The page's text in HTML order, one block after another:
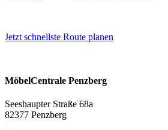
Jetzt schnellste Route planen
MöbelCentrale Penzberg
Seeshaupter Straße 68a
82377 Penzberg